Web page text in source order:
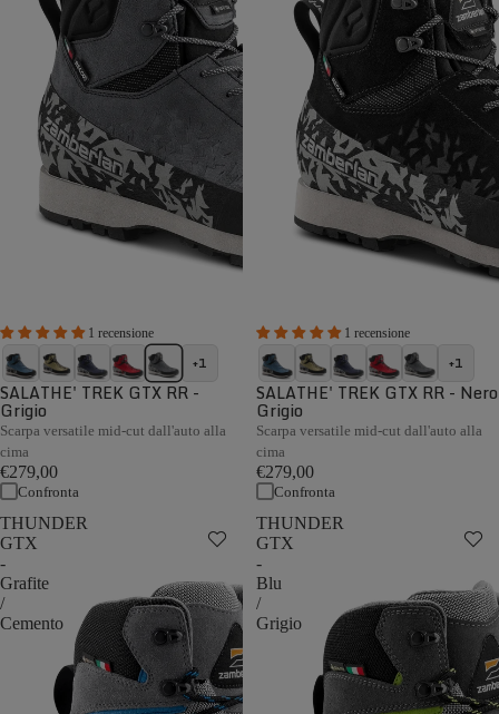
1 recensione
+1
SALATHE' TREK GTX RR -
Grigio
Scarpa versatile mid-cut dall'auto alla
cima
€279,00
Confronta
1 recensione
+1
SALATHE' TREK GTX RR - Nero
Grigio
Scarpa versatile mid-cut dall'auto alla
cima
€279,00
Confronta
THUNDER
GTX
-
Grafite
/
Cemento
THUNDER
GTX
-
Blu
/
Grigio